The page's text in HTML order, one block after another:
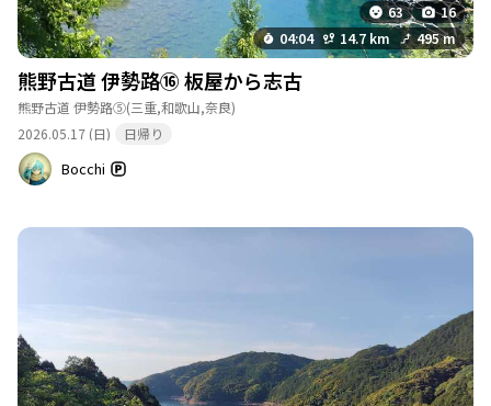
63
16
04:04
14.7 km 495 m
熊野古道 伊勢路⑯ 板屋から志古
熊野古道 伊勢路⑤(三重,和歌山,奈良)
2026.05.17 (日)
日帰り
Bocchi